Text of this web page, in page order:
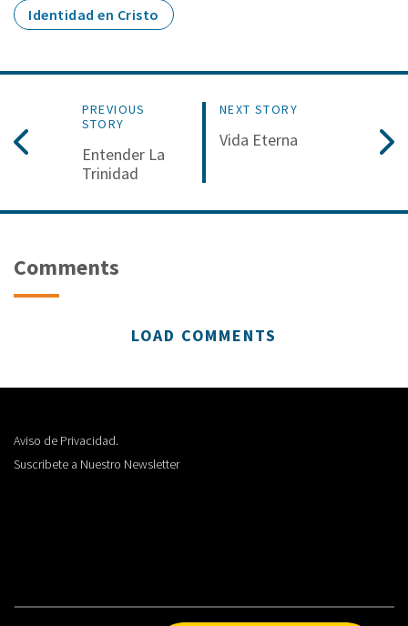
Identidad en Cristo
PREVIOUS
STORY
Entender La
Trinidad
NEXT STORY
Vida Eterna
Comments
LOAD COMMENTS
Aviso de Privacidad.
Suscribete a Nuestro Newsletter